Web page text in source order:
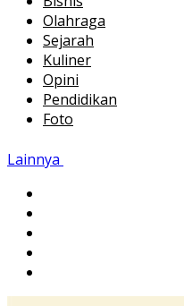
Olahraga
Sejarah
Kuliner
Opini
Pendidikan
Foto
Lainnya